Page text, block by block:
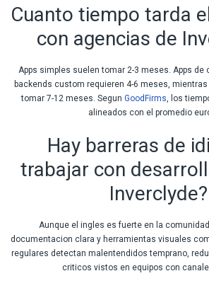
Cuanto tiempo tarda
con agencias de
Apps simples suelen tomar 2-3 meses. Apps de
backends custom requieren 4-6 meses,
tomar 7-12 meses. Segun GoodFirms, los
alineados con el promedio
Hay barreras de
trabajar con
Inverclyde?
Aunque el ingles es fuerte en la
documentacion clara y herramientas visuales
regulares detectan malentendidos temprano,
criticos vistos en equipos con